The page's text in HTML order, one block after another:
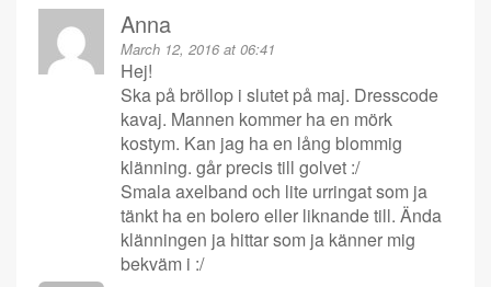
Anna
March 12, 2016 at 06:41
Hej!
Ska på bröllop i slutet på maj. Dresscode
kavaj. Mannen kommer ha en mörk
kostym. Kan jag ha en lång blommig
klänning. går precis till golvet :/
Smala axelband och lite urringat som ja
tänkt ha en bolero eller liknande till. Ända
klänningen ja hittar som ja känner mig
bekväm i :/